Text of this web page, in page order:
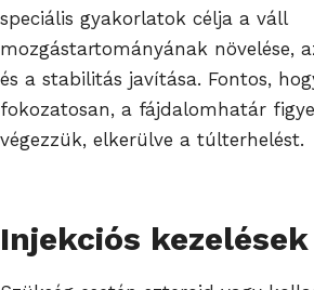
speciális gyakorlatok célja a váll
mozgástartományának növelése,
és a stabilitás javítása. Fontos,
fokozatosan, a fájdalomhatár
végezzük, elkerülve a túlterhelést.
Injekciós kezelések